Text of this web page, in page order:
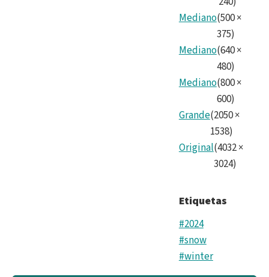
Mediano(500×
375)
Mediano(640×
480)
Mediano(800×
600)
Grande(2050×
1538)
Original(4032×
3024)
Etiquetas
#2024
#snow
#winter